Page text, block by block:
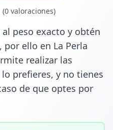
(0valoraciones)
peso exacto y obtén
ello en La Perla
realizar las
prefieres, y no tienes
de que optes por